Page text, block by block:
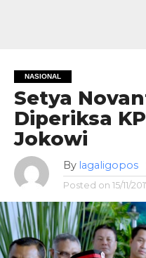
NASIONAL
Setya
Diperiksa
Jokowi
By lagaligopos
Posted on 15/11/